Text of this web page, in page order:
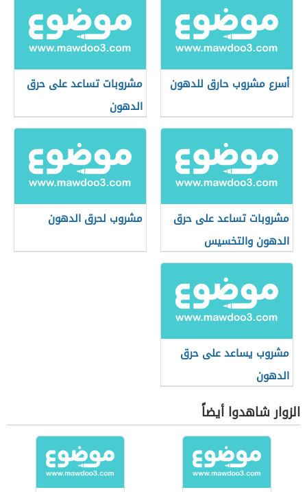
أسرع مشروب حارق للدهون
مشروبات تساعد على حرق
الدهون
مشروبات تساعد على حرق
الدهون والتخسيس
مشروب لحرق الدهون
مشروب يساعد على حرق
الدهون
الزوار شاهدوا أيضاً